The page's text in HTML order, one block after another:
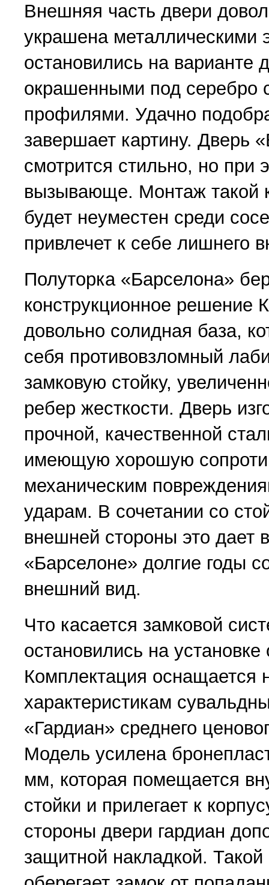
Внешняя часть двери
украшена
остановились на варианте
окрашенными под серебро
профилями. Удачно
завершает картину. Дверь
смотрится стильно, но при
вызывающе. Монтаж такой
будет неуместен среди
привлечет к себе лишнего
Полуторка «Барселона»
конструкционное решение
довольно солидная база,
себя противовзломный
замковую стойку,
ребер жесткости. Дверь
прочной, качественной
имеющую хорошую
механическим
ударам. В сочетании со
внешней стороны это дает
«Барселоне» долгие годы
внешний вид.
Что касается замковой
остановились на
Комплектация оснащается
характеристикам
«Гардиан» среднего
Модель усилена
мм, которая помещается
стойки и прилегает к
стороны двери гардиан
защитной накладкой. Такой